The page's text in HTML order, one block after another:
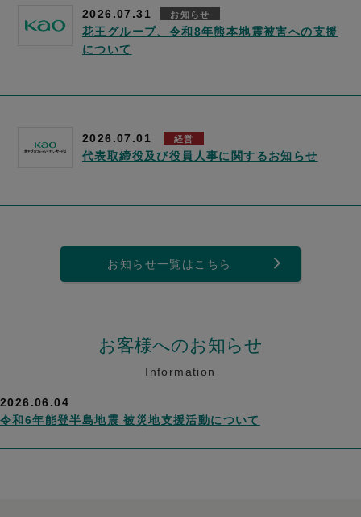
2026.07.31 お知らせ
花王グループ、令和8年熊本地震被害への支援
について
2026.07.01 経営
代表取締役及び役員人事に関するお知らせ
お知らせ一覧はこちら
お客様へのお知らせ
Information
2026.06.04
令和6年能登半島地震 被災地支援活動について